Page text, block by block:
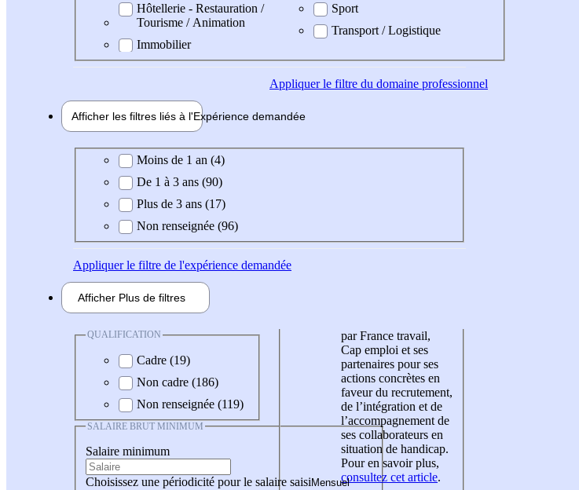
Hôtellerie - Restauration /
Tourisme / Animation
Immobilier
Sport
Transport / Logistique
Appliquerle filtre du domaine professionnel
Afficher les filtres liés à l'Expérience demandée
Expérience demandée
Moins de 1 an (4)
De 1 à 3 ans (90)
Plus de 3 ans (17)
Non renseignée (96)
Appliquerle filtre de l'expérience demandée
Afficher Plus de filtres
QUALIFICATION
Cadre (19)
Non cadre (186)
Non renseignée (119)
SALAIRE BRUT MINIMUM
Salaire minimum
Choisissez une périodicité pour le salaire saisi
par France travail,
Cap emploi et ses
partenaires pour ses
actions concrètes en
faveur du recrutement,
de l’intégration et de
l’accompagnement de
ses collaborateurs en
situation de handicap.
Pour en savoir plus,
consultez cet article.